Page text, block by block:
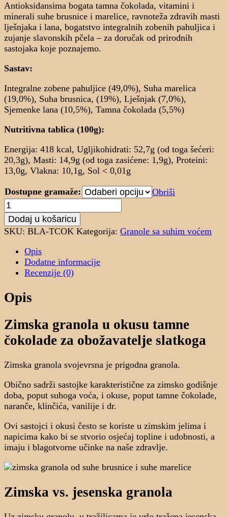
od
6,00 €
do
14,00 €
Antioksidansima bogata tamna čokolada, vitamini i
minerali suhe brusnice i marelice, ravnoteža zdravih masti
lješnjaka i lana, bogatstvo integralnih zobenih pahuljica i
zujanje slavonskih pčela – za doručak od prirodnih
sastojaka koje poznajemo.
Sastav:
Integralne zobene pahuljice (49,0%), Suha marelica
(19,0%), Suha brusnica, (19%), Lješnjak (7,0%),
Sjemenke lana (10,5%), Tamna čokolada (5,5%)
Nutritivna tablica (100g):
Energija: 418 kcal, Ugljikohidrati: 52,7g (od toga šećeri:
20,3g), Masti: 14,9g (od toga zasićene: 1,9g), Proteini:
13,0g, Vlakna: 10,1g, Sol < 0,01g
Dostupne gramaže:
Obriši
Blanco,
okus
tamne
čokolade
količina
Dodaj u košaricu
SKU: BLA-TCOK Kategorija: Granole sa suhim voćem
Opis
Dodatne informacije
Recenzije (0)
Opis
Zimska granola u okusu tamne
čokolade za obožavatelje slatkoga
Zimska granola svojevrsna je prigodna granola.
Obično sadrži sastojke karakteristične za zimsko godišnje
doba, poput suhoga voća, i okuse, poput tamne čokolade,
naranče, klinčića, vanilije i dr.
Ovi sastojci i okusi često se koriste u zimskim jelima i
napicima kako bi se stvorio osjećaj topline i udobnosti, a
imaju i blagotvorne učinke na naše zdravlje.
Zimska vs. jesenska granola